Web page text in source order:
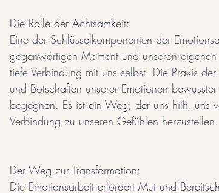
Die Rolle der Achtsamkeit:
Eine der Schlüsselkomponenten der
gegenwärtigen Moment und unseren
tiefe Verbindung mit uns selbst. Die Praxis
und Botschaften unserer Emotionen
begegnen. Es ist ein Weg, der uns hilft, uns
Verbindung zu unseren Gefühlen herzustellen.
Der Weg zur Transformation:
Die Emotionsarbeit erfordert Mut und